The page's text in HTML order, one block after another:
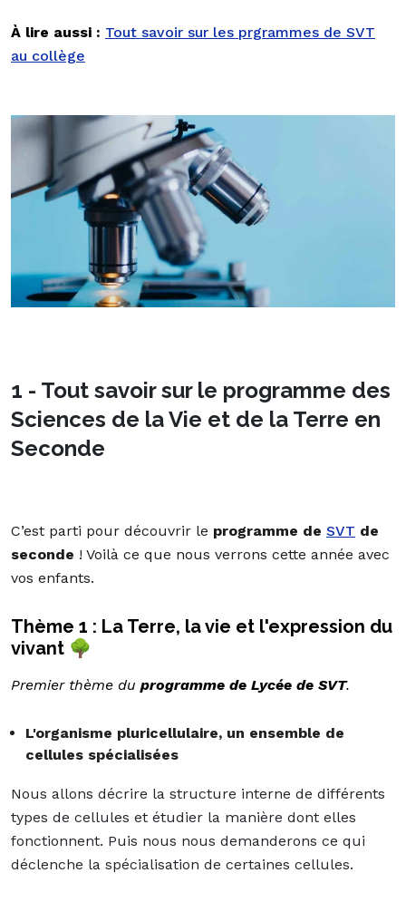
À lire aussi : Tout savoir sur les prgrammes de SVT
au collège
1 - Tout savoir sur le programme des
Sciences de la Vie et de la Terre en
Seconde
C’est parti pour découvrir le programme de SVT de
seconde ! Voilà ce que nous verrons cette année avec
vos enfants.
Thème 1 : La Terre, la vie et l'expression du
vivant 🌳
Premier thème du programme de Lycée de SVT.
L'organisme pluricellulaire, un ensemble de
cellules spécialisées
Nous allons décrire la structure interne de différents
types de cellules et étudier la manière dont elles
fonctionnent. Puis nous nous demanderons ce qui
déclenche la spécialisation de certaines cellules.